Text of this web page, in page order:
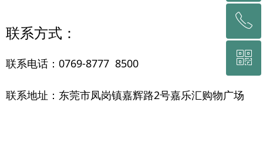
联系方式：
联系电话：0769-8777 8500
联系地址： 东莞市凤岗镇嘉辉路2号嘉乐汇购物广场
回到顶部
ꂅ
0769-8777 8500
ꀥ
微信二维码